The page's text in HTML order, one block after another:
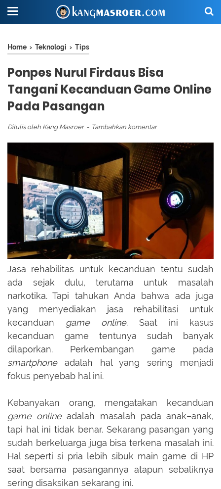
Home › Teknologi › Tips
Ponpes Nurul Firdaus Bisa
Tangani Kecanduan Game Online
Pada Pasangan
Ditulis oleh Kang Masroer Tambahkan komentar
Jasa rehabilitas untuk kecanduan tentu sudah
ada sejak dulu, terutama untuk masalah
narkotika. Tapi tahukan Anda bahwa ada juga
yang menyediakan jasa rehabilitasi untuk
kecanduan game online. Saat ini kasus
kecanduan game tentunya sudah banyak
dilaporkan. Perkembangan game pada
smartphone adalah hal yang sering menjadi
fokus penyebab hal ini.
Kebanyakan orang, mengatakan kecanduan
game onlineadalah masalah pada anak–anak,
tapi hal ini tidak benar. Sekarang pasangan yang
sudah berkeluarga juga bisa terkena masalah ini.
Hal seperti si pria lebih sibuk main game di HP
saat bersama pasangannya atapun sebaliknya
sering disaksikan sekarang ini.